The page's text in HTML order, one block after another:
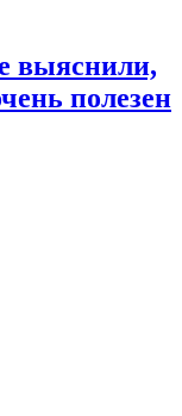
выяснили,
полезен